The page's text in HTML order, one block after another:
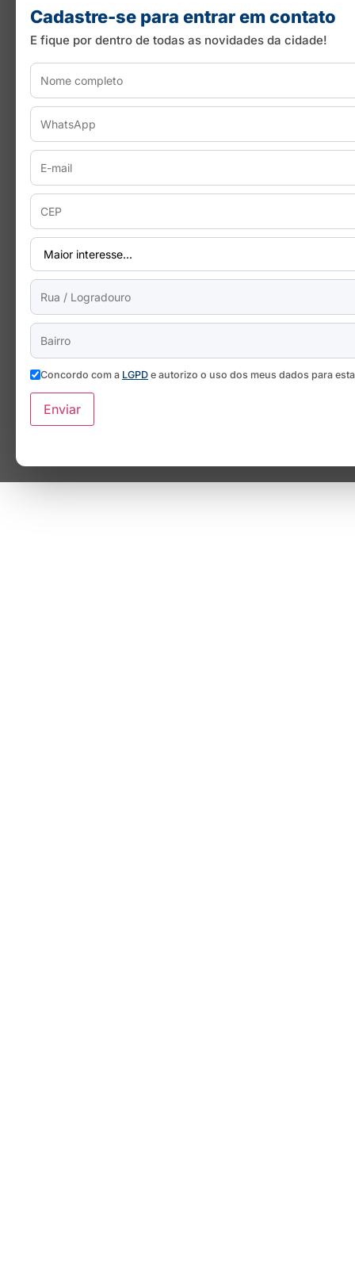
Cadastre-se para entrar em contato
E fique por dentro de todas as novidades da cidade!
Concordo com a LGPD e autorizo o uso dos meus dados para
Enviar